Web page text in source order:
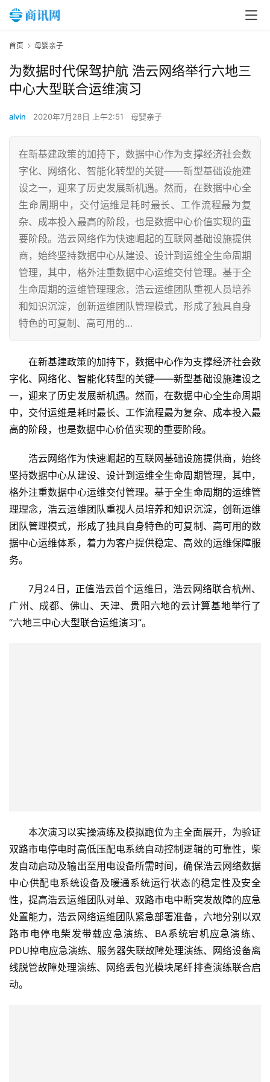
首页 母婴亲子
为数据时代保驾护航 浩云网络举行六地三
中心大型联合运维演习
alvin 2020年7月28日 上午2:51 母婴亲子
在新基建政策的加持下，数据中心作为支撑经济社会数
字化、网络化、智能化转型的关键——新型基础设施建
设之一，迎来了历史发展新机遇。然而，在数据中心全
生命周期中，交付运维是耗时最长、工作流程最为复
杂、成本投入最高的阶段，也是数据中心价值实现的重
要阶段。浩云网络作为快速崛起的互联网基础设施提供
商，始终坚持数据中心从建设、设计到运维全生命周期
管理，其中，格外注重数据中心运维交付管理。基于全
生命周期的运维管理理念，浩云运维团队重视人员培养
和知识沉淀，创新运维团队管理模式，形成了独具自身
特色的可复制、高可用的…
在新基建政策的加持下，数据中心作为支撑经济社会数
字化、网络化、智能化转型的关键——新型基础设施建设之
一，迎来了历史发展新机遇。然而，在数据中心全生命周期
中，交付运维是耗时最长、工作流程最为复杂、成本投入最
高的阶段，也是数据中心价值实现的重要阶段。
浩云网络作为快速崛起的互联网基础设施提供商，始终
坚持数据中心从建设、设计到运维全生命周期管理，其中，
格外注重数据中心运维交付管理。基于全生命周期的运维管
理理念，浩云运维团队重视人员培养和知识沉淀，创新运维
团队管理模式，形成了独具自身特色的可复制、高可用的数
据中心运维体系，着力为客户提供稳定、高效的运维保障服
务。
7月24日，正值浩云首个运维日，浩云网络联合杭州、
广州、成都、佛山、天津、贵阳六地的云计算基地举行了
“六地三中心大型联合运维演习”。
本次演习以实操演练及模拟跑位为主全面展开，为验证
双路市电停电时高低压配电系统自动控制逻辑的可靠性，柴
发自动启动及输出至用电设备所需时间，确保浩云网络数据
中心供配电系统设备及暖通系统运行状态的稳定性及安全
性，提高浩云运维团队对单、双路市电中断突发故障的应急
处置能力，浩云网络运维团队紧急部署准备，六地分别以双
路市电停电柴发带载应急演练、BA系统宕机应急演练、
PDU掉电应急演练、服务器失联故障处理演练、网络设备离
线脱管故障处理演练、网络丢包光模块尾纤排查演练联合启
动。